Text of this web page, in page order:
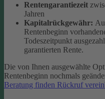
Rentengarantiezeit
Jahren
Kapitalrückgewähr:
Rentenbeginn
Todeszeitpunkt
garantierten Rente.
Die von Ihnen ausgewählte
Rentenbeginn nochmals
Beratung finden Rückruf